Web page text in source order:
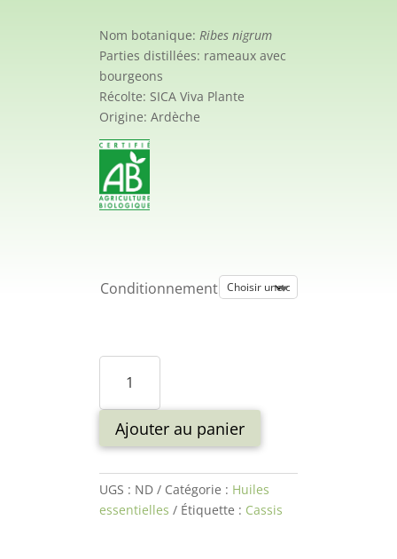
Nom botanique: Ribes nigrum
Parties distillées: rameaux avec
bourgeons
Récolte: SICA Viva Plante
Origine: Ardèche
Conditionnement
quantité
Huile
essentielle
Bio
Ajouter au panier
UGS : ND Catégorie : Huiles
essentielles
Étiquette : Cassis